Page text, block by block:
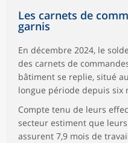
Les carnets de
garnis
En décembre 2024, le
des carnets de
bâtiment se replie, situé
longue période depuis six
Compte tenu de leurs
secteur estiment que
assurent 7,9 mois de